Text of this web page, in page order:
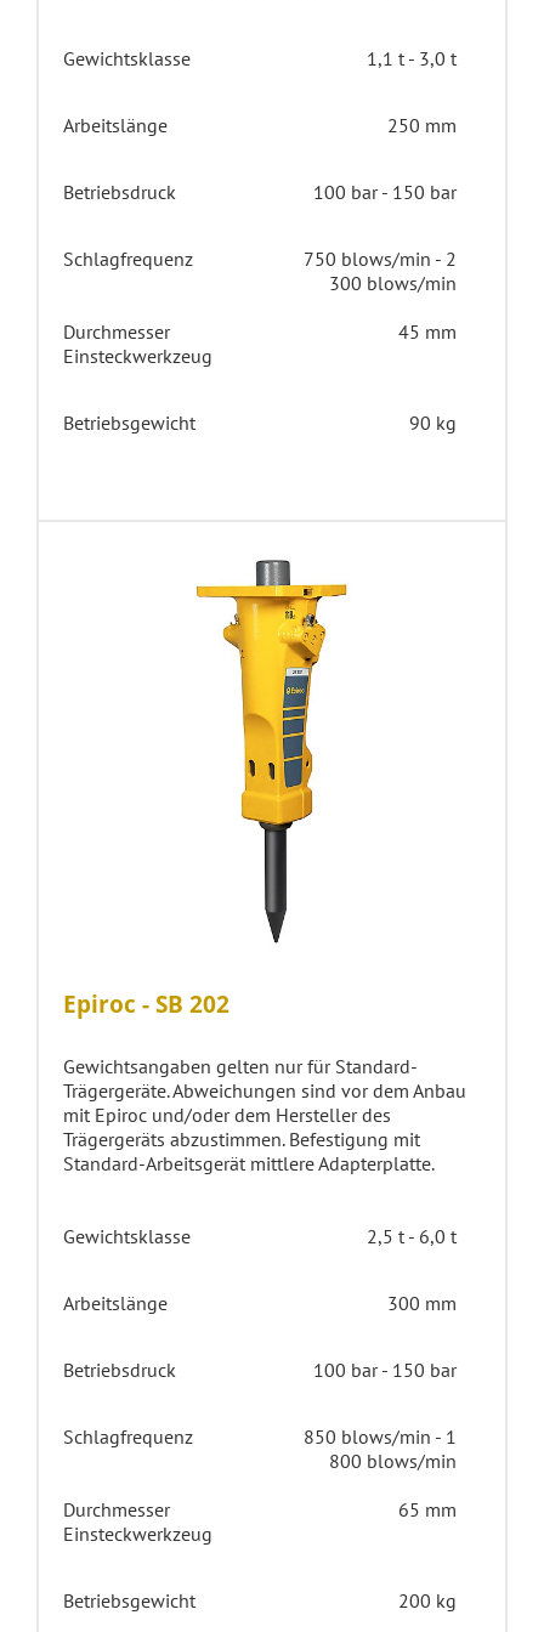
Gewichtsklasse 1,1 t - 3,0 t
Arbeitslänge 250 mm
Betriebsdruck 100 bar - 150 bar
Schlagfrequenz
750 blows/min - 2
300 blows/min
Durchmesser
Einsteckwerkzeug
45 mm
Betriebsgewicht 90 kg
Epiroc - SB 202
Gewichtsangaben gelten nur für Standard-
Trägergeräte. Abweichungen sind vor dem Anbau
mit Epiroc und/oder dem Hersteller des
Trägergeräts abzustimmen. Befestigung mit
Standard-Arbeitsgerät mittlere Adapterplatte.
Gewichtsklasse 2,5 t - 6,0 t
Arbeitslänge 300 mm
Betriebsdruck 100 bar - 150 bar
Schlagfrequenz
850 blows/min - 1
800 blows/min
Durchmesser
Einsteckwerkzeug
65 mm
Betriebsgewicht 200 kg